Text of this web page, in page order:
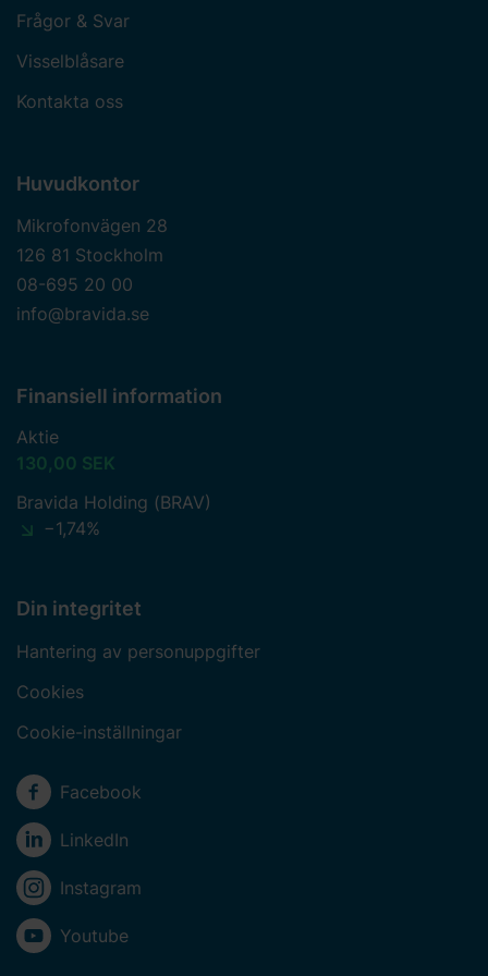
Frågor & Svar
Visselblåsare
Kontakta oss
Huvudkontor
Mikrofonvägen 28
126 81 Stockholm
08-695 20 00
info@bravida.se
Finansiell information
Aktie
130,00 SEK
Bravida Holding (BRAV)
−1,74%
Din integritet
Hantering av personuppgifter
Cookies
Cookie-inställningar
Sociala medier
Facebook
LinkedIn
Instagram
Youtube